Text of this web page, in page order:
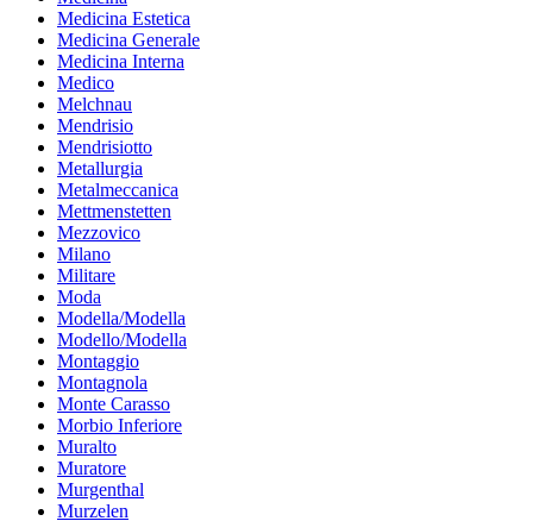
Medicina Estetica
Medicina Generale
Medicina Interna
Medico
Melchnau
Mendrisio
Mendrisiotto
Metallurgia
Metalmeccanica
Mettmenstetten
Mezzovico
Milano
Militare
Moda
Modella/Modella
Modello/Modella
Montaggio
Montagnola
Monte Carasso
Morbio Inferiore
Muralto
Muratore
Murgenthal
Murzelen